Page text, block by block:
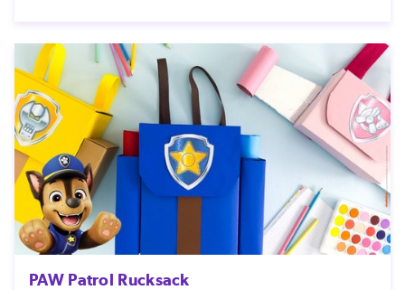
PAW Patrol Rucksack